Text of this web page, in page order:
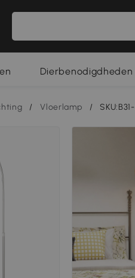
Dierbenodigdheden
/ Vloerlamp /